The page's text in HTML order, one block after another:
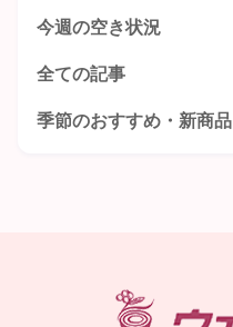
今週の空き状況
全ての記事
季節のおすすめ・新商品